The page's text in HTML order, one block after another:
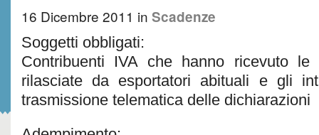
16 Dicembre 2011 in Scadenze
Soggetti obbligati:
Contribuenti IVA che hanno ricevuto le
rilasciate da esportatori abituali e gli
trasmissione telematica delle dichiarazioni